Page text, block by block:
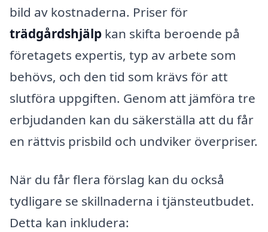
bild av kostnaderna. Priser för
trädgårdshjälp kan skifta beroende på
företagets expertis, typ av arbete som
behövs, och den tid som krävs för att
slutföra uppgiften. Genom att jämföra tre
erbjudanden kan du säkerställa att du får
en rättvis prisbild och undviker överpriser.
När du får flera förslag kan du också
tydligare se skillnaderna i tjänsteutbudet.
Detta kan inkludera: